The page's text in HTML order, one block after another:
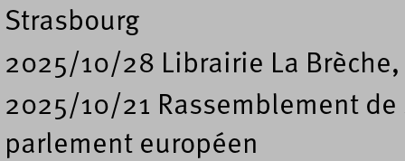
Strasbourg
2025/10/28 Librairie La Brèche,
2025/10/21 Rassemblement
parlement européen